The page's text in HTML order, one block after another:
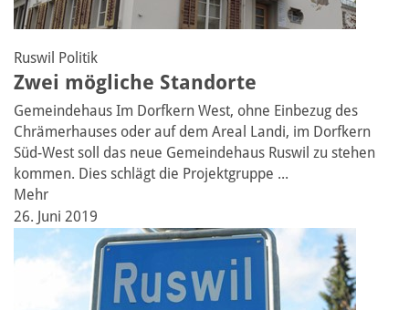
Ruswil Politik
Zwei mögliche Standorte
Gemeindehaus Im Dorfkern West, ohne Einbezug des
Chrämerhauses oder auf dem Areal Landi, im Dorfkern
Süd-West soll das neue Gemeindehaus Ruswil zu stehen
kommen. Dies schlägt die Projektgruppe ...
Mehr
26. Juni 2019